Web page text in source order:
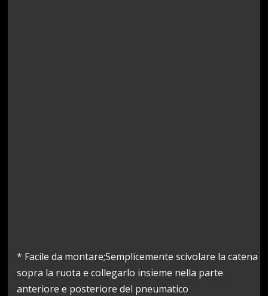
* Facile da montare;Semplicemente scivolare la catena
sopra la ruota e collegarlo insieme nella parte
anteriore e posteriore del pneumatico